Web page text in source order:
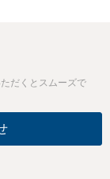
だくとスムーズで